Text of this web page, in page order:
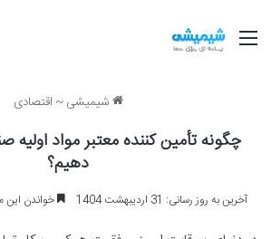
منو
شیمیشی ~ اقتصادی
چگونه تأمین کننده معتبر مواد
دهیم؟
آخرین به روز رسانی: 31 اردیبهشت 1404 خواندن این مطلب 10